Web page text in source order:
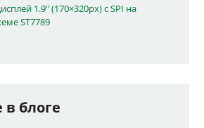
1.9" (170×320px) с SPI на
ST7789
блоге